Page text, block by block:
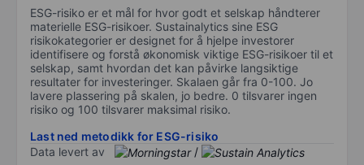
ESG-risiko er et mål for hvor godt et selskap håndterer
materielle ESG-risikoer. Sustainalytics sine ESG
risikokategorier er designet for å hjelpe investorer
identifisere og forstå økonomisk viktige ESG-risikoer til et
selskap, samt hvordan det kan påvirke langsiktige
resultater for investeringer. Skalaen går fra 0-100. Jo
lavere plassering på skalen, jo bedre. 0 tilsvarer ingen
risiko og 100 tilsvarer maksimal risiko.
Last ned metodikk for ESG-risiko
Data levert av
/